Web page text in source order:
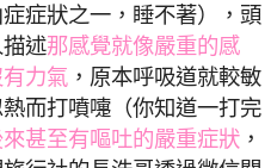
症狀之一，睡不著），頭
述那感覺就像嚴重的感
力氣 ，原本呼吸道就較敏
而打噴嚏（你知道一打完
甚至有嘔吐的嚴重症狀 ，